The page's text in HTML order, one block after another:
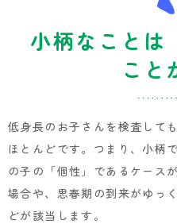
小柄なことは
こと
低身長のお子さんを検査して
ほとんどです。つまり、小柄
の子の「個性」であるケース
場合や、思春期の到来がゆっ
どが該当します。